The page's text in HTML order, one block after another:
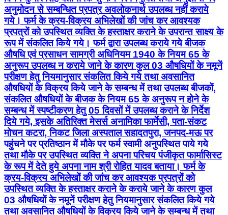
अनुमोदन से सम्बन्धित प्रपत्र अवलोकनार्थ उपलब्ध नहीं कराये
गये। फर्म के क्रय-विक्रय अभिलेखों की जांच कर आवश्यक
प्रपत्रों को उपस्थित व्यक्ति के हस्ताक्षर कराने के उपरान्त साक्ष्य के
रूप में संकलित किये गये। फर्म द्वारा उपलब्ध कराये गये बीजक
औषधि एवं प्रसाधन सामग्री अधिनियम 1940 के नियम 65 के
अनुरूप उपलब्ध न कराये जाने के कारण कुल 03 औषधियों के नमूनें
परीक्षण हेतु नियमानुसार संकलित किये गये तथा अवसानित
औषधियों के विक्रय किये जाने के सम्बन्ध में तथा उपलब्ध बीजकों,
संकलित औषधियों के बीजक के नियम 65 के अनुरूप न होने के
सम्बन्ध में स्पष्टीकरण हेतु 05 दिवसों में उपलब्ध कराने के निर्देश
दिये गये, इसके अतिरिक्त मेसर्स अनामिका फार्मेसी, पता-संकट
मोचन कटरा, निकट जिला अस्पताल सहादतपुरा, जनपद-मऊ पर
पहुंचने पर प्रतिष्ठान में मौके पर फर्म स्वामी अनुपस्थित पाये गये
तथा मौके पर उपस्थित व्यक्ति ने अपना परिचय पंजीकृत फार्मासिस्ट
के रूप में देते हुये अपना नाम श्री रोहित यादव बताया। फर्म के
क्रय-विक्रय अभिलेखों की जांच कर आवश्यक प्रपत्रों को
उपस्थित व्यक्ति के हस्ताक्षर कराने के कराये जाने के कारण कुल
03 औषधियों के नमूनें परीक्षण हेतु नियमानुसार संकलित किये गये
तथा अवसानित औषधियों के विक्रय किये जाने के सम्बन्ध में तथा